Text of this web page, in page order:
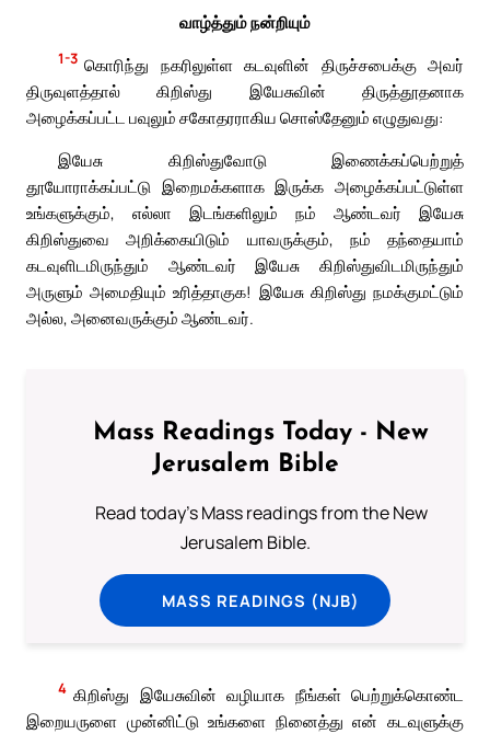
வாழ்த்தும் நன்றியும்
1-3 கொரிந்து நகரிலுள்ள கடவுளின் திருச்சபைக்கு அவர்
திருவுளத்தால் கிறிஸ்து இயேசுவின் திருத்தூதனாக
அழைக்கப்பட்ட பவுலும் சகோதரராகிய சொஸ்தேனும் எழுதுவது:
இயேசு கிறிஸ்துவோடு இணைக்கப்பெற்றுத்
தூயோராக்கப்பட்டு இறைமக்களாக இருக்க அழைக்கப்பட்டுள்ள
உங்களுக்கும், எல்லா இடங்களிலும் நம் ஆண்டவர் இயேசு
கிறிஸ்துவை அறிக்கையிடும் யாவருக்கும், நம் தந்தையாம்
கடவுளிடமிருந்தும் ஆண்டவர் இயேசு கிறிஸ்துவிடமிருந்தும்
அருளும் அமைதியும் உரித்தாகுக! இயேசு கிறிஸ்து நமக்குமட்டும்
அல்ல, அனைவருக்கும் ஆண்டவர்.
Mass Readings Today - New
Jerusalem Bible
Read today's Mass readings from the New
Jerusalem Bible.
MASS READINGS (NJB)
4 கிறிஸ்து இயேசுவின் வழியாக நீங்கள் பெற்றுக்கொண்ட
இறையருளை முன்னிட்டு உங்களை நினைத்து என் கடவுளுக்கு